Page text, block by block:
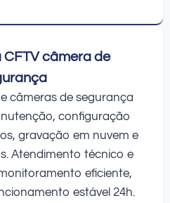
câmera de
câmeras de segurança
configuração
gravação em nuvem e
Atendimento técnico e
eficiente,
estável 24h.